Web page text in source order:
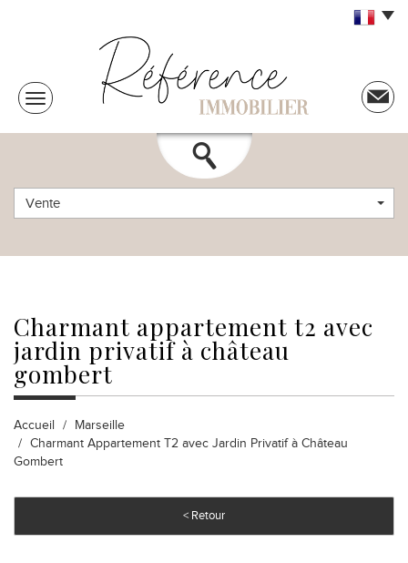
Vente
charmant appartement t2 avec
jardin privatif à château
gombert
Accueil
Marseille
Charmant Appartement T2 avec Jardin Privatif à Château
Gombert
< Retour